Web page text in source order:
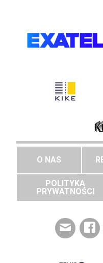
O NAS
POLITYKA
PRYWATNOŚCI